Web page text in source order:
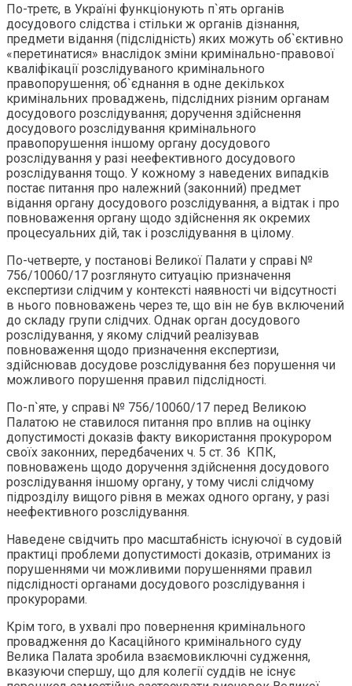
По-третє, в Україні функціонують п`ять органів
досудового слідства і стільки ж органів дізнання,
предмети відання (підслідність) яких можуть об`єктивно
«перетинатися» внаслідок зміни кримінально-правової
кваліфікації розслідуваного кримінального
правопорушення; об`єднання в одне декількох
кримінальних проваджень, підслідних різним органам
досудового розслідування; доручення здійснення
досудового розслідування кримінального
правопорушення іншому органу досудового
розслідування у разі неефективного досудового
розслідування тощо. У кожному з наведених випадків
постає питання про належний (законний) предмет
відання органу досудового розслідування, а відтак і про
повноваження органу щодо здійснення як окремих
процесуальних дій, так і розслідування в цілому.
По-четверте, у постанові Великої Палати у справі №
756/10060/17 розглянуто ситуацію призначення
експертизи слідчим у контексті наявності чи відсутності
в нього повноважень через те, що він не був включений
до складу групи слідчих. Однак орган досудового
розслідування, у якому слідчий реалізував
повноваження щодо призначення експертизи,
здійснював досудове розслідування без порушення чи
можливого порушення правил підслідності.
По-п`яте, у справі № 756/10060/17 перед Великою
Палатою не ставилося питання про вплив на оцінку
допустимості доказів факту використання прокурором
своїх законних, передбачених ч. 5 ст. 36 КПК,
повноважень щодо доручення здійснення досудового
розслідування іншому органу, у тому числі слідчому
підрозділу вищого рівня в межах одного органу, у разі
неефективного розслідування.
Наведене свідчить про масштабність існуючої в судовій
практиці проблеми допустимості доказів, отриманих із
порушеннями чи можливими порушеннями правил
підслідності органами досудового розслідування і
прокурорами.
Крім того, в ухвалі про повернення кримінального
провадження до Касаційного кримінального суду
Велика Палата зробила взаємовиключні судження,
вказуючи спершу, що для колегії суддів не існує